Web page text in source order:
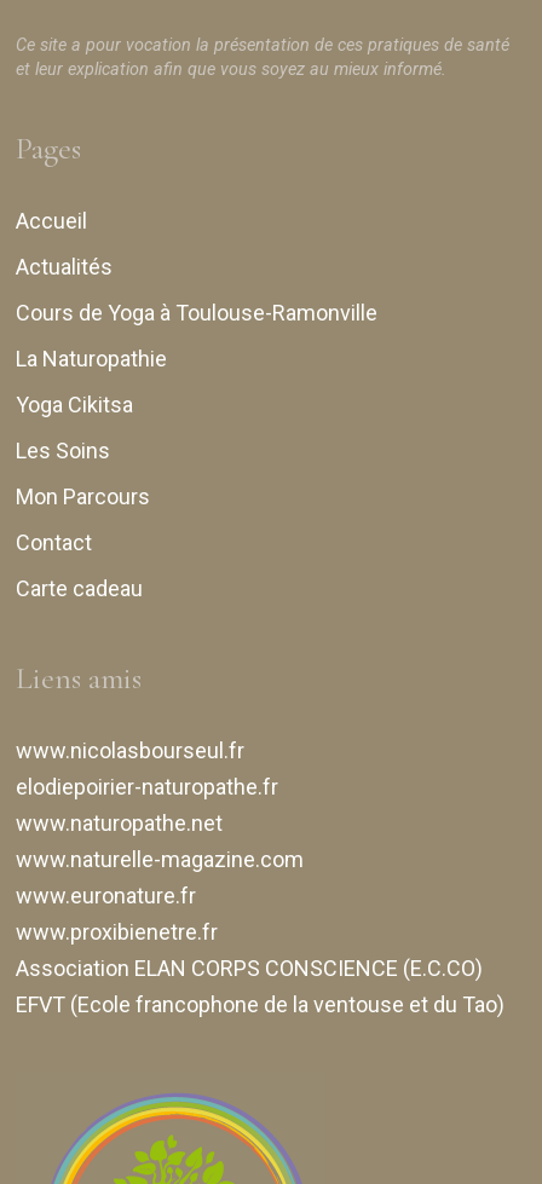
Ce site a pour vocation la présentation de ces pratiques de santé
et leur explication afin que vous soyez au mieux informé.
Pages
Accueil
Actualités
Cours de Yoga à Toulouse-Ramonville
La Naturopathie
Yoga Cikitsa
Les Soins
Mon Parcours
Contact
Carte cadeau
Liens amis
www.nicolasbourseul.fr
elodiepoirier-naturopathe.fr
www.naturopathe.net
www.naturelle-magazine.com
www.euronature.fr
www.proxibienetre.fr
Association ELAN CORPS CONSCIENCE (E.C.CO)
EFVT (Ecole francophone de la ventouse et du Tao)